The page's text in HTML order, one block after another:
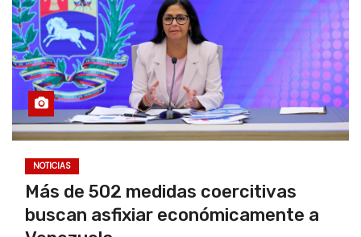
NOTICIAS
Más de 502 medidas coercitivas
buscan asfixiar económicamente a